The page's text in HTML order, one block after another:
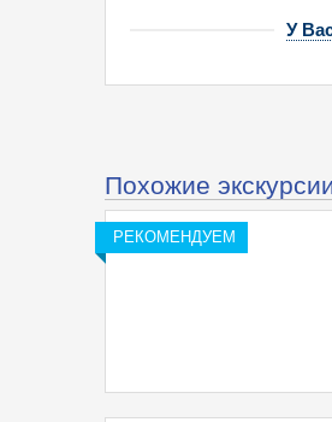
У
Похожие
РЕКОМЕНДУЕМ